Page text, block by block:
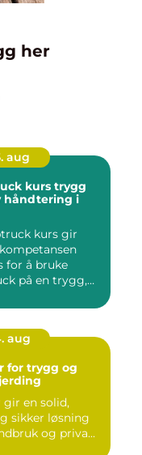
her
aug
kurs trygg
håndtering i
kurs gir
for å bruke
på en trygg,
aug
for trygg og
en solid,
sikker løsning
og priva...